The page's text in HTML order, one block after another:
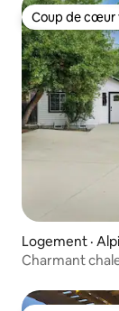
Coup de cœur
Coup de cœur
Logement ·
Charmant